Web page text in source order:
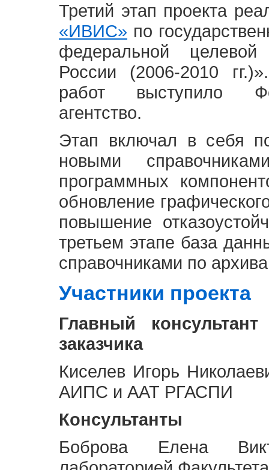
Третий этап проекта
«ИВИС» по
федеральной
России (2006-2010
работ выступило
агентство.
Этап включал в себя
новыми
программных
обновление
повышение
третьем этапе база
справочниками по
Участники проекта
Главный
заказчика
Киселев Игорь
АИПС и ААТ РГАСПИ
Консультанты
Боброва Елена